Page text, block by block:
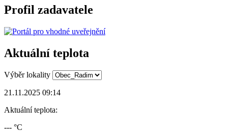
Profil zadavatele
Aktuální teplota
Výběr lokality
21.11.2025 09:14
Aktuální teplota:
--- °C